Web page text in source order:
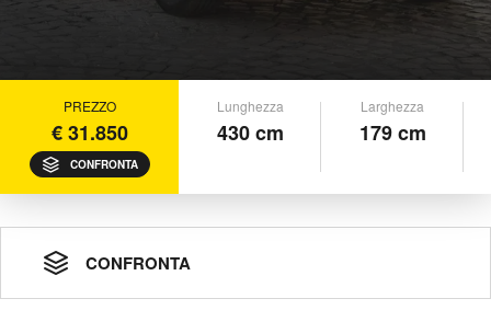
PREZZO
€ 31.850
CONFRONTA
Lunghezza
430 cm
Larghezza
179 cm
CONFRONTA